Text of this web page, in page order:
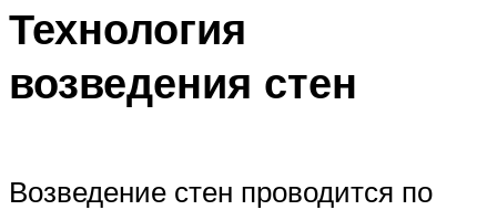
Технология
возведения стен
Возведение стен проводится по